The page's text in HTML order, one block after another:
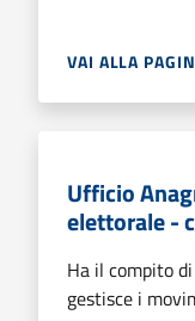
VAI ALLA
Ufficio
elettorale -
Ha il compito
gestisce i